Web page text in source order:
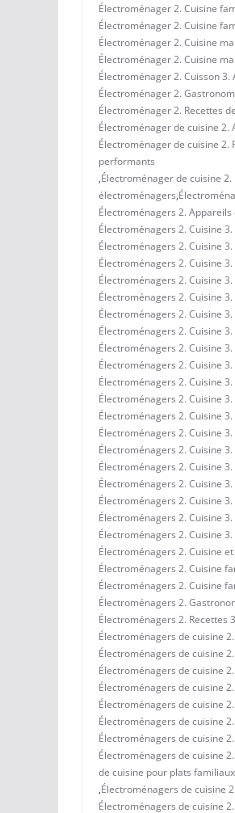
Électroménager 2. Cuisine
Électroménager 2. Cuisine
Électroménager 2. Cuisine
Électroménager 2. Cuisine
Électroménager 2. Cuisson
Électroménager 2.
Électroménager 2. Recettes
Électroménager de cuisine 2.
Électroménager de cuisine 2.
performants
,Électroménager de cuisine
électroménagers,
Électroménagers 2.
Électroménagers 2. Cuisine
Électroménagers 2. Cuisine
Électroménagers 2. Cuisine
Électroménagers 2. Cuisine
Électroménagers 2. Cuisine
Électroménagers 2. Cuisine
Électroménagers 2. Cuisine
Électroménagers 2. Cuisine
Électroménagers 2. Cuisine
Électroménagers 2. Cuisine
Électroménagers 2. Cuisine
Électroménagers 2. Cuisine
Électroménagers 2. Cuisine
Électroménagers 2. Cuisine
Électroménagers 2. Cuisine
Électroménagers 2. Cuisine
Électroménagers 2. Cuisine
Électroménagers 2. Cuisine
Électroménagers 2. Cuisine
Électroménagers 2. Cuisine
Électroménagers 2. Cuisine
Électroménagers 2. Cuisine
Électroménagers 2.
Électroménagers 2. Recettes
Électroménagers de cuisine
Électroménagers de cuisine
Électroménagers de cuisine
Électroménagers de cuisine
Électroménagers de cuisine
Électroménagers de cuisine
Électroménagers de cuisine
Électroménagers de cuisine
de cuisine pour plats familiaux
,Électroménagers de cuisine
Électroménagers de cuisine